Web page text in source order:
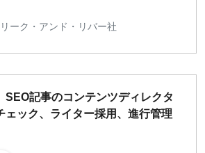
ーク・アンド・リバー社
SEO記事のコンテンツディレクタ
ェック、ライター採用、進行管理